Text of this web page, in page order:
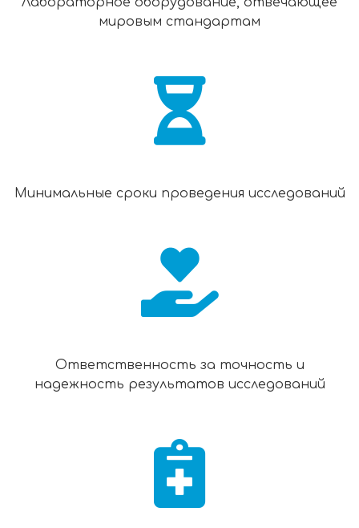
мировым стандартам
Минимальные сроки проведения исследований
Ответственность за точность и
надежность результатов исследований